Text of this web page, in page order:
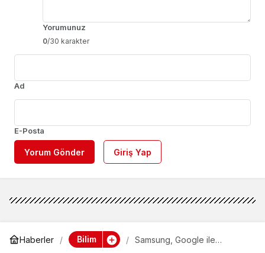
Yorumunuz
0/30 karakter
Ad
E-Posta
Yorum Gönder Giriş Yap
Haberler Bilim
Samsung, Google ile